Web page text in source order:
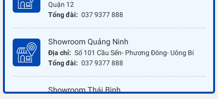
Quận 12
Tổng đài: 037 9377 888
Showroom Quảng Ninh
Địa chỉ: Số 101 Cầu Sến- Phương Đông- Uông Bí
Tổng đài: 037 9377 888
Showroom Thái Bình